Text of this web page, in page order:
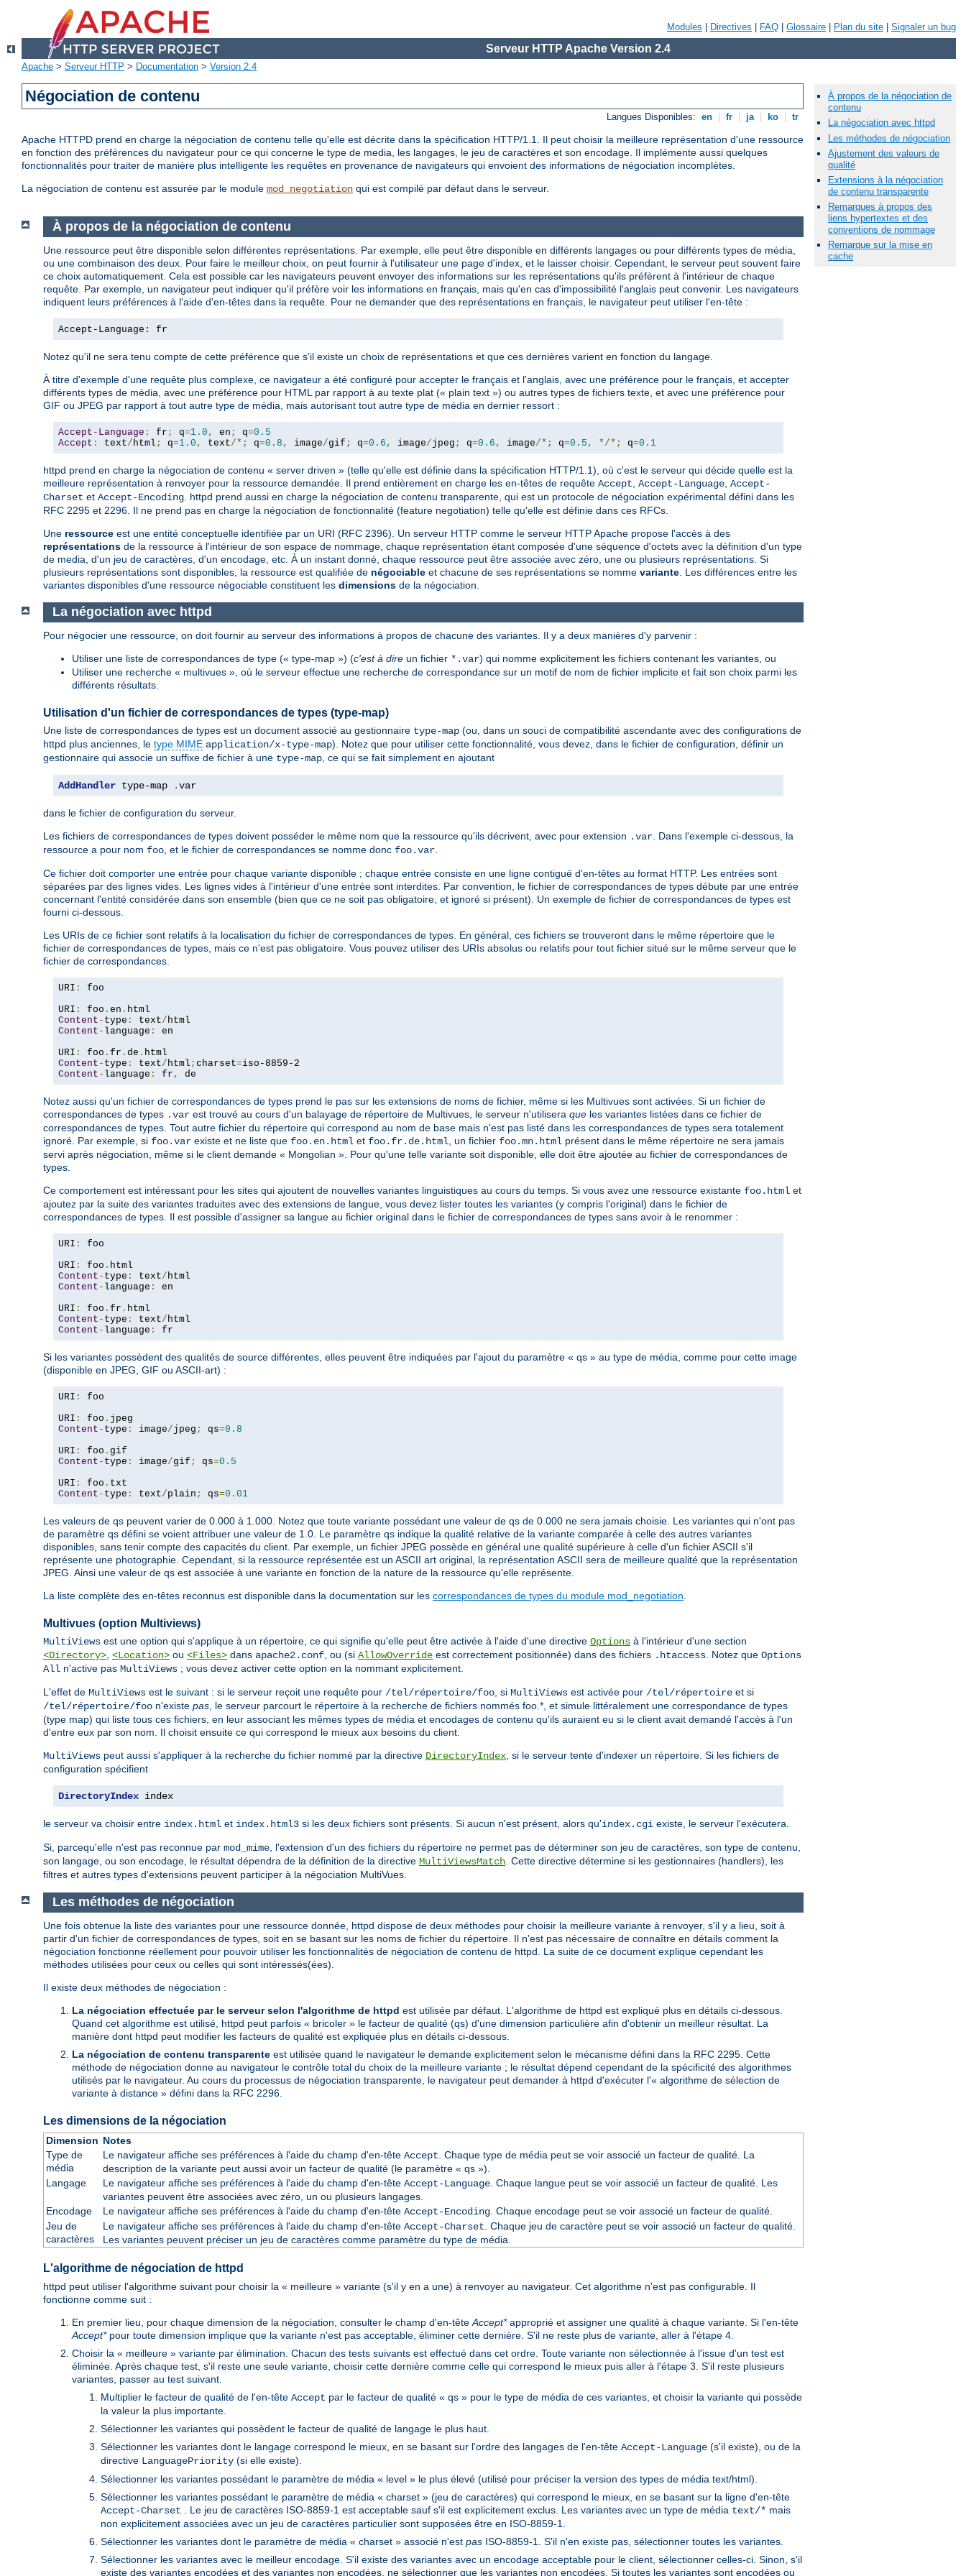
Modules Directives FAQ Glossaire Plan du site Signaler un bug
Serveur HTTP Apache Version 2.4
Apache > Serveur HTTP > Documentation > Version 2.4
Négociation de contenu
Langues Disponibles: en fr ja ko tr
Apache HTTPD prend en charge la négociation de contenu telle qu'elle est décrite dans la spécification HTTP/1.1. Il peut choisir la meilleure représentation d'une ressource
en fonction des préférences du navigateur pour ce qui concerne le type de media, les langages, le jeu de caractères et son encodage. Il implémente aussi quelques
fonctionnalités pour traiter de manière plus intelligente les requêtes en provenance de navigateurs qui envoient des informations de négociation incomplètes.
La négociation de contenu est assurée par le module mod_negotiation qui est compilé par défaut dans le serveur.
À propos de la négociation de contenu
Une ressource peut être disponible selon différentes représentations. Par exemple, elle peut être disponible en différents langages ou pour différents types de média,
ou une combinaison des deux. Pour faire le meilleur choix, on peut fournir à l'utilisateur une page d'index, et le laisser choisir. Cependant, le serveur peut souvent faire
ce choix automatiquement. Cela est possible car les navigateurs peuvent envoyer des informations sur les représentations qu'ils préfèrent à l'intérieur de chaque
requête. Par exemple, un navigateur peut indiquer qu'il préfère voir les informations en français, mais qu'en cas d'impossibilité l'anglais peut convenir. Les navigateurs
indiquent leurs préférences à l'aide d'en-têtes dans la requête. Pour ne demander que des représentations en français, le navigateur peut utiliser l'en-tête :
Accept-Language: fr
Notez qu'il ne sera tenu compte de cette préférence que s'il existe un choix de représentations et que ces dernières varient en fonction du langage.
À titre d'exemple d'une requête plus complexe, ce navigateur a été configuré pour accepter le français et l'anglais, avec une préférence pour le français, et accepter
différents types de média, avec une préférence pour HTML par rapport à au texte plat (« plain text ») ou autres types de fichiers texte, et avec une préférence pour
GIF ou JPEG par rapport à tout autre type de média, mais autorisant tout autre type de média en dernier ressort :
Accept - Language : fr ; q=1.0 , en ; q=0.5
Accept : text/ html ; q=1.0 , text/*; q=0.8 , image/gif ; q=0.6 , image/jpeg ; q=0.6 , image/*; q=0.5 , */*; q=0.1
httpd prend en charge la négociation de contenu « server driven » (telle qu'elle est définie dans la spécification HTTP/1.1), où c'est le serveur qui décide quelle est la
meilleure représentation à renvoyer pour la ressource demandée. Il prend entièrement en charge les en-têtes de requête Accept Accept-Language Accept-
Charset et Accept-Encoding . httpd prend aussi en charge la négociation de contenu transparente, qui est un protocole de négociation expérimental défini dans les
RFC 2295 et 2296. Il ne prend pas en charge la négociation de fonctionnalité (feature negotiation) telle qu'elle est définie dans ces RFCs.
Une ressource est une entité conceptuelle identifiée par un URI (RFC 2396). Un serveur HTTP comme le serveur HTTP Apache propose l'accès à des
représentations de la ressource à l'intérieur de son espace de nommage, chaque représentation étant composée d'une séquence d'octets avec la définition d'un type
de media, d'un jeu de caractères, d'un encodage, etc. À un instant donné, chaque ressource peut être associée avec zéro, une ou plusieurs représentations. Si
plusieurs représentations sont disponibles, la ressource est qualifiée de négociable et chacune de ses représentations se nomme variante . Les différences entre les
variantes disponibles d'une ressource négociable constituent les dimensions de la négociation.
La négociation avec httpd
Pour négocier une ressource, on doit fournir au serveur des informations à propos de chacune des variantes. Il y a deux manières d'y parvenir :
Utiliser une liste de correspondances de type (« type-map ») (c'est à dire un fichier *.var) qui nomme explicitement les fichiers contenant les variantes, ou
Utiliser une recherche « multivues », où le serveur effectue une recherche de correspondance sur un motif de nom de fichier implicite et fait son choix parmi les
différents résultats.
Utilisation d'un fichier de correspondances de types (type-map)
Une liste de correspondances de types est un document associé au gestionnaire type-map (ou, dans un souci de compatibilité ascendante avec des configurations de
httpd plus anciennes, le type MIME application/x-type-map). Notez que pour utiliser cette fonctionnalité, vous devez, dans le fichier de configuration, définir un
gestionnaire qui associe un suffixe de fichier à une type-map, ce qui se fait simplement en ajoutant
AddHandler type-map .var
dans le fichier de configuration du serveur.
Les fichiers de correspondances de types doivent posséder le même nom que la ressource qu'ils décrivent, avec pour extension .var. Dans l'exemple ci-dessous, la
ressource a pour nom foo, et le fichier de correspondances se nomme donc foo.var.
Ce fichier doit comporter une entrée pour chaque variante disponible ; chaque entrée consiste en une ligne contiguë d'en-têtes au format HTTP. Les entrées sont
séparées par des lignes vides. Les lignes vides à l'intérieur d'une entrée sont interdites. Par convention, le fichier de correspondances de types débute par une entrée
concernant l'entité considérée dans son ensemble (bien que ce ne soit pas obligatoire, et ignoré si présent). Un exemple de fichier de correspondances de types est
fourni ci-dessous.
Les URIs de ce fichier sont relatifs à la localisation du fichier de correspondances de types. En général, ces fichiers se trouveront dans le même répertoire que le
fichier de correspondances de types, mais ce n'est pas obligatoire. Vous pouvez utiliser des URIs absolus ou relatifs pour tout fichier situé sur le même serveur que le
fichier de correspondances.
URI :
foo
URI : foo . en .
Content - type : text/
Content - language :
en
URI : foo . fr . de .
Content - type : text/html ; charset=
Content - language : fr , de
Notez aussi qu'un fichier de correspondances de types prend le pas sur les extensions de noms de fichier, même si les Multivues sont activées. Si un fichier de
correspondances de types .var est trouvé au cours d'un balayage de répertoire de Multivues, le serveur n'utilisera que les variantes listées dans ce fichier de
correspondances de types. Tout autre fichier du répertoire qui correspond au nom de base mais n'est pas listé dans les correspondances de types sera totalement
ignoré. Par exemple, si foo.var existe et ne liste que foo.en.html et foo.fr.de.html, un fichier foo.mn.html présent dans le même répertoire ne sera jamais
servi après négociation, même si le client demande « Mongolian ». Pour qu'une telle variante soit disponible, elle doit être ajoutée au fichier de correspondances de
types.
Ce comportement est intéressant pour les sites qui ajoutent de nouvelles variantes linguistiques au cours du temps. Si vous avez une ressource existante foo.html et
ajoutez par la suite des variantes traduites avec des extensions de langue, vous devez lister toutes les variantes (y compris l'original) dans le fichier de
correspondances de types. Il est possible d'assigner sa langue au fichier original dans le fichier de correspondances de types sans avoir à le renommer :
URI :
foo
URI : foo .
Content - type : text/
Content - language :
en
URI : foo . fr .
Content - type : text/
Content - language : fr
Si les variantes possèdent des qualités de source différentes, elles peuvent être indiquées par l'ajout du paramètre « qs » au type de média, comme pour cette image
(disponible en JPEG, GIF ou ASCII-art) :
URI :
foo
URI : foo .
Content - type : image/jpeg ; qs=0.8
URI : foo .
Content - type : image/gif ; qs=0.5
URI : foo .
Content - type : text/plain ; qs=0.01
Les valeurs de qs peuvent varier de 0.000 à 1.000. Notez que toute variante possédant une valeur de qs de 0.000 ne sera jamais choisie. Les variantes qui n'ont pas
de paramètre qs défini se voient attribuer une valeur de 1.0. Le paramètre qs indique la qualité relative de la variante comparée à celle des autres variantes
disponibles, sans tenir compte des capacités du client. Par exemple, un fichier JPEG possède en général une qualité supérieure à celle d'un fichier ASCII s'il
représente une photographie. Cependant, si la ressource représentée est un ASCII art original, la représentation ASCII sera de meilleure qualité que la représentation
JPEG. Ainsi une valeur de qs est associée à une variante en fonction de la nature de la ressource qu'elle représente.
La liste complète des en-têtes reconnus est disponible dans la documentation sur les correspondances de types du module mod_negotiation.
Multivues (option Multiviews)
MultiViews est une option qui s'applique à un répertoire, ce qui signifie qu'elle peut être activée à l'aide d'une directive Options à l'intérieur d'une section
<Directory>, <Location> ou <Files> dans apache2.conf, ou (si AllowOverride est correctement positionnée) dans des fichiers .htaccess. Notez que Options
All n'active pas MultiViews ; vous devez activer cette option en la nommant explicitement.
L'effet de MultiViews est le suivant : si le serveur reçoit une requête pour /tel/répertoire/foo, si MultiViews est activée pour /tel/répertoire et si
/tel/répertoire/foo n'existe pas, le serveur parcourt le répertoire à la recherche de fichiers nommés foo.*, et simule littéralement une correspondance de types
(type map) qui liste tous ces fichiers, en leur associant les mêmes types de média et encodages de contenu qu'ils auraient eu si le client avait demandé l'accès à l'un
d'entre eux par son nom. Il choisit ensuite ce qui correspond le mieux aux besoins du client.
MultiViews peut aussi s'appliquer à la recherche du fichier nommé par la directive DirectoryIndex, si le serveur tente d'indexer un répertoire. Si les fichiers de
configuration spécifient
DirectoryIndex index
le serveur va choisir entre index.html et index.html3 si les deux fichiers sont présents. Si aucun n'est présent, alors qu'index.cgi existe, le serveur l'exécutera.
Si, parcequ'elle n'est pas reconnue par mod_mime, l'extension d'un des fichiers du répertoire ne permet pas de déterminer son jeu de caractères, son type de contenu,
son langage, ou son encodage, le résultat dépendra de la définition de la directive MultiViewsMatch. Cette directive détermine si les gestionnaires (handlers), les
filtres et autres types d'extensions peuvent participer à la négociation MultiVues.
Les méthodes de négociation
Une fois obtenue la liste des variantes pour une ressource donnée, httpd dispose de deux méthodes pour choisir la meilleure variante à renvoyer, s'il y a lieu, soit à
partir d'un fichier de correspondances de types, soit en se basant sur les noms de fichier du répertoire. Il n'est pas nécessaire de connaître en détails comment la
négociation fonctionne réellement pour pouvoir utiliser les fonctionnalités de négociation de contenu de httpd. La suite de ce document explique cependant les
méthodes utilisées pour ceux ou celles qui sont intéressés(ées).
Il existe deux méthodes de négociation :
La négociation effectuée par le serveur selon l'algorithme de httpd est utilisée par défaut. L'algorithme de httpd est expliqué plus en détails ci-dessous.
Quand cet algorithme est utilisé, httpd peut parfois « bricoler » le facteur de qualité (qs) d'une dimension particulière afin d'obtenir un meilleur résultat. La
manière dont httpd peut modifier les facteurs de qualité est expliquée plus en détails ci-dessous.
La négociation de contenu transparente est utilisée quand le navigateur le demande explicitement selon le mécanisme défini dans la RFC 2295. Cette
méthode de négociation donne au navigateur le contrôle total du choix de la meilleure variante ; le résultat dépend cependant de la spécificité des algorithmes
utilisés par le navigateur. Au cours du processus de négociation transparente, le navigateur peut demander à httpd d'exécuter l'« algorithme de sélection de
variante à distance » défini dans la RFC 2296.
Les dimensions de la négociation
Dimension Notes
Type de
média
Le navigateur affiche ses préférences à l'aide du champ d'en-tête Accept . Chaque type de média peut se voir associé un facteur de qualité. La
description de la variante peut aussi avoir un facteur de qualité (le paramètre « qs »).
Langage
Le navigateur affiche ses préférences à l'aide du champ d'en-tête Accept-Language. Chaque langue peut se voir associé un facteur de qualité. Les
variantes peuvent être associées avec zéro, un ou plusieurs langages.
Encodage
Le navigateur affiche ses préférences à l'aide du champ d'en-tête Accept-Encoding. Chaque encodage peut se voir associé un facteur de qualité.
Jeu de
caractères
Le navigateur affiche ses préférences à l'aide du champ d'en-tête Accept-Charset . Chaque jeu de caractère peut se voir associé un facteur de qualité.
Les variantes peuvent préciser un jeu de caractères comme paramètre du type de média.
L'algorithme de négociation de httpd
httpd peut utiliser l'algorithme suivant pour choisir la « meilleure » variante (s'il y en a une) à renvoyer au navigateur. Cet algorithme n'est pas configurable. Il
fonctionne comme suit :
En premier lieu, pour chaque dimension de la négociation, consulter le champ d'en-tête Accept*approprié et assigner une qualité à chaque variante. Si l'en-tête
Accept*pour toute dimension implique que la variante n'est pas acceptable, éliminer cette dernière. S'il ne reste plus de variante, aller à l'étape 4.
Choisir la « meilleure » variante par élimination. Chacun des tests suivants est effectué dans cet ordre. Toute variante non sélectionnée à l'issue d'un test est
éliminée. Après chaque test, s'il reste une seule variante, choisir cette dernière comme celle qui correspond le mieux puis aller à l'étape 3. S'il reste plusieurs
variantes, passer au test suivant.
Multiplier le facteur de qualité de l'en-tête Accept par le facteur de qualité « qs » pour le type de média de ces variantes, et choisir la variante qui possède
la valeur la plus importante.
Sélectionner les variantes qui possèdent le facteur de qualité de langage le plus haut.
Sélectionner les variantes dont le langage correspond le mieux, en se basant sur l'ordre des langages de l'en-tête Accept-Language (s'il existe), ou de la
directive LanguagePriority (si elle existe).
Sélectionner les variantes possédant le paramètre de média « level » le plus élevé (utilisé pour préciser la version des types de média text/html).
Sélectionner les variantes possédant le paramètre de média « charset » (jeu de caractères) qui correspond le mieux, en se basant sur la ligne d'en-tête
Accept-Charset . Le jeu de caractères ISO-8859-1 est acceptable sauf s'il est explicitement exclus. Les variantes avec un type de média text/* mais
non explicitement associées avec un jeu de caractères particulier sont supposées être en ISO-8859-1.
Sélectionner les variantes dont le paramètre de média « charset » associé n'est pas ISO-8859-1. S'il n'en existe pas, sélectionner toutes les variantes.
Sélectionner les variantes avec le meilleur encodage. S'il existe des variantes avec un encodage acceptable pour le client, sélectionner celles-ci. Sinon, s'il
existe des variantes encodées et des variantes non encodées, ne sélectionner que les variantes non encodées. Si toutes les variantes sont encodées ou
À propos de la négociation de
contenu
La négociation avec httpd
Les méthodes de négociation
Ajustement des valeurs de
qualité
Extensions à la négociation
de contenu transparente
Remarques à propos des
liens hypertextes et des
conventions de nommage
Remarque sur la mise en
cache